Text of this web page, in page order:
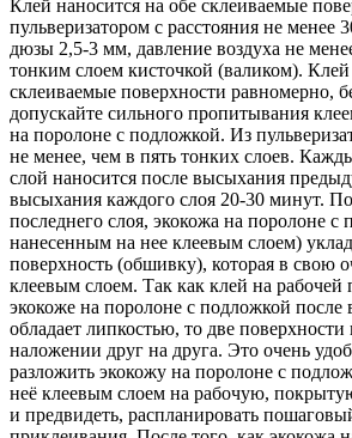
Клей наносится на обе склеиваемые
пульверизатором с расстояния не менее
дюзы 2,5-3 мм, давление воздуха не
тонким слоем кисточкой (валиком). Клей
склеиваемые поверхности равномерно,
допускайте сильного пропитывания
на поролоне с подложкой. Из
не менее, чем в пять тонких слоев.
слой наносится после высыхания
высыхания каждого слоя 20-30 минут.
последнего слоя, экокожа на поролоне с
нанесенным на нее клеевым слоем)
поверхность (обшивку), которая в свою
клеевым слоем. Так как клей на рабочей
экокоже на поролоне с подложкой
обладает липкостью, то две
наложении друг на друга. Это очень
разложить экокожу на поролоне с
неё клеевым слоем на рабочую,
и предвидеть, распланировать